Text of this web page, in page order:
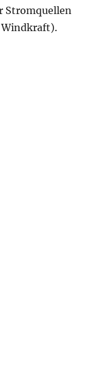
Stromquellen
Windkraft).